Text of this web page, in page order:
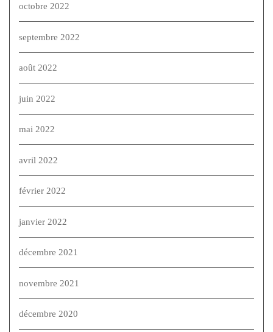
octobre 2022
septembre 2022
août 2022
juin 2022
mai 2022
avril 2022
février 2022
janvier 2022
décembre 2021
novembre 2021
décembre 2020